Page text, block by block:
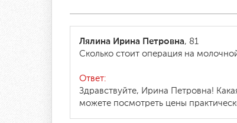
Лялина Ирина Петровна, 81
Сколько стоит операция на
Ответ:
Здравствуйте, Ирина Петровна!
можете посмотреть цены